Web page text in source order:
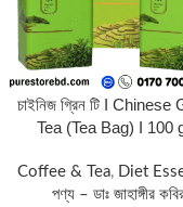
চাইনিজ গ্রিন টি I Chinese
Tea (Tea Bag) I 100
Coffee & Tea, Diet
পণ্য – ডাঃ জাহাঙ্গীর